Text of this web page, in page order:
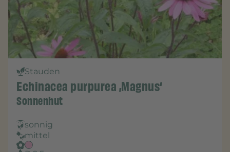
Stauden
Echinacea purpurea ‚Magnus‘
Sonnenhut
sonnig
mittel